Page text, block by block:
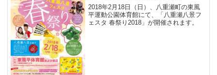
2018年2月18日（日）、八重瀬町の東風
平運動公園体育館にて、「八重瀬八景フ
ェスタ 春祭り2018」が開催されます。